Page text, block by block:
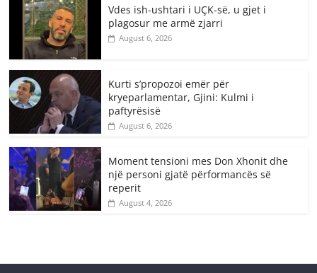
Vdes ish-ushtari i UÇK-së, u gjet i
plagosur me armë zjarri
August 6, 2026
Kurti s’propozoi emër për
kryeparlamentar, Gjini: Kulmi i
paftyrësisë
August 6, 2026
Moment tensioni mes Don Xhonit dhe
një personi gjatë përformancës së
reperit
August 4, 2026